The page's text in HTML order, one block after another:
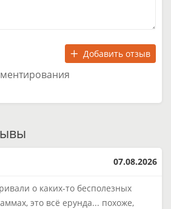
Добавить отзыв
07.08.2026
о каких-то бесполезных
это всё ерунда... похоже,